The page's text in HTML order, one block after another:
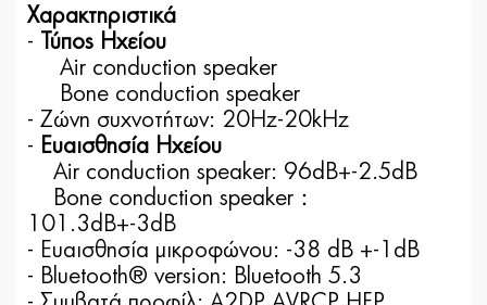
Χαρακτηριστικά
-
Τύπος Ηχείου
Air conduction speaker
Bone conduction speaker
- Ζώνη συχνοτήτων: 20Hz-20kHz
- Ευαισθησία Ηχείου
Air conduction speaker: 96dB+-2.5dB
Bone conduction speaker：
101.3dB+-3dB
- Ευαισθησία μικροφώνου: -38 dB +-1dB
- Bluetooth® version: Bluetooth 5.3